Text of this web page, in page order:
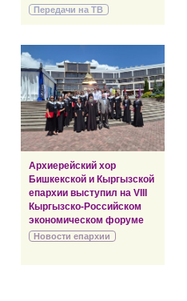
Передачи на ТВ
Архиерейский хор
Бишкекской и Кыргызской
епархии выступил на VIII
Кыргызско-Российском
экономическом форуме
Новости епархии